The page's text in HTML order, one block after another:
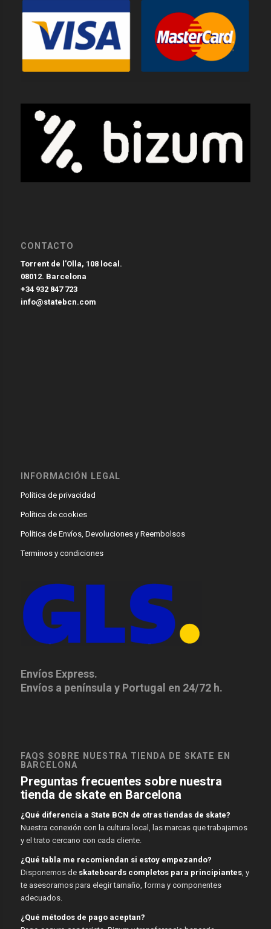
CONTACTO
Torrent de l’Olla, 108 local.
08012. Barcelona
+34 932 847 723
info@statebcn.com
INFORMACIÓN LEGAL
Política de privacidad
Política de cookies
Política de Envíos, Devoluciones y Reembolsos
Terminos y condiciones
Envíos Express.
Envíos a península y Portugal en 24/72 h.
FAQS SOBRE NUESTRA TIENDA DE SKATE EN
BARCELONA
Preguntas frecuentes sobre nuestra
tienda de skate en Barcelona
¿Qué diferencia a State BCN de otras tiendas de skate?
Nuestra conexión con la cultura local, las marcas que trabajamos
y el trato cercano con cada cliente.
¿Qué tabla me recomiendan si estoy empezando?
Disponemos de skateboards completos para principiantes, y
te asesoramos para elegir tamaño, forma y componentes
adecuados.
¿Qué métodos de pago aceptan?